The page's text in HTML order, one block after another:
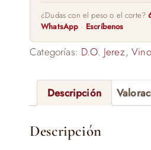
¿Dudas con el peso o el corte?
WhatsApp · Escríbenos
Categorías: D.O. Jerez,
Descripción
Descripción